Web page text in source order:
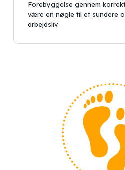
Ingen
Forebyggelse gennem
være en nøgle til et sundere
arbejdsliv.